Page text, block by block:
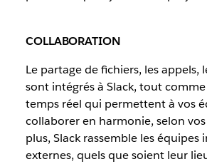
COLLABORATION
Le partage de fichiers, les appels,
sont intégrés à Slack, tout comme
temps réel qui permettent à vos
collaborer en harmonie, selon
plus, Slack rassemble les équipes
externes, quels que soient leur